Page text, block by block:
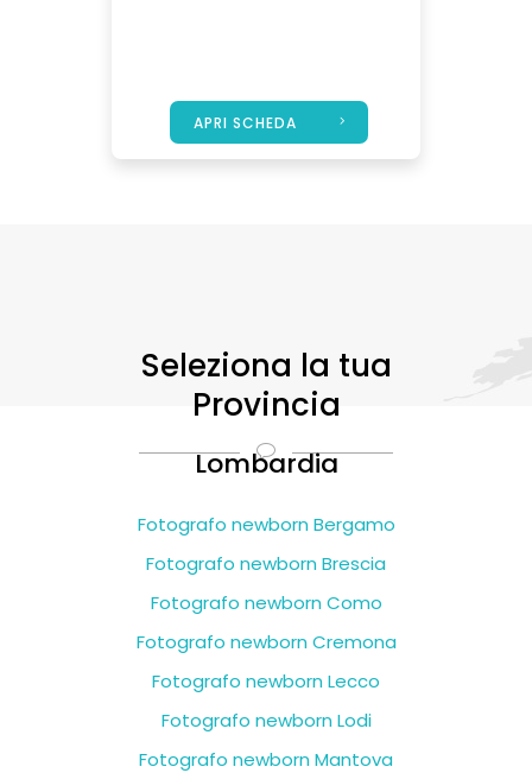
APRI SCHEDA
Seleziona la tua
Provincia
Lombardia
Fotografo newborn Bergamo
Fotografo newborn Brescia
Fotografo newborn Como
Fotografo newborn Cremona
Fotografo newborn Lecco
Fotografo newborn Lodi
Fotografo newborn Mantova